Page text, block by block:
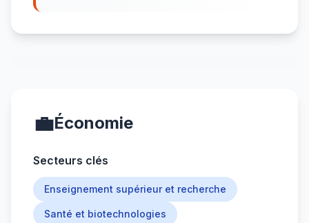
💼Économie
Secteurs clés
Enseignement supérieur et recherche
Santé et biotechnologies